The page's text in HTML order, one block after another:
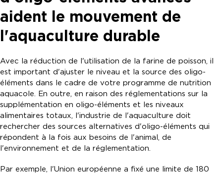
aident le mouvement de
l'aquaculture durable
Avec la réduction de l'utilisation de la farine de poisson, il
est important d'ajuster le niveau et la source des oligo-
éléments dans le cadre de votre programme de nutrition
aquacole. En outre, en raison des réglementations sur la
supplémentation en oligo-éléments et les niveaux
alimentaires totaux, l'industrie de l'aquaculture doit
rechercher des sources alternatives d'oligo-éléments qui
répondent à la fois aux besoins de l'animal, de
l'environnement et de la réglementation.
Par exemple, l'Union européenne a fixé une limite de 180